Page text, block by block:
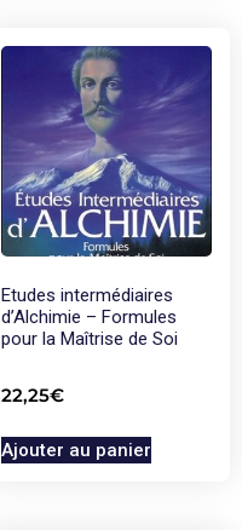
Etudes intermédiaires
d’Alchimie – Formules
pour la Maîtrise de Soi
22,25€
Ajouter au panier